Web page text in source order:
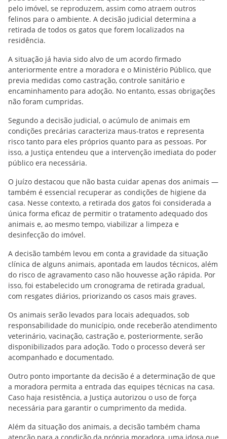
pelo imóvel, se reproduzem, assim como atraem outros
felinos para o ambiente. A decisão judicial determina a
retirada de todos os gatos que forem localizados na
residência.
A situação já havia sido alvo de um acordo firmado
anteriormente entre a moradora e o Ministério Público, que
previa medidas como castração, controle sanitário e
encaminhamento para adoção. No entanto, essas obrigações
não foram cumpridas.
Segundo a decisão judicial, o acúmulo de animais em
condições precárias caracteriza maus-tratos e representa
risco tanto para eles próprios quanto para as pessoas. Por
isso, a Justiça entendeu que a intervenção imediata do poder
público era necessária.
O juízo destacou que não basta cuidar apenas dos animais —
também é essencial recuperar as condições de higiene da
casa. Nesse contexto, a retirada dos gatos foi considerada a
única forma eficaz de permitir o tratamento adequado dos
animais e, ao mesmo tempo, viabilizar a limpeza e
desinfecção do imóvel.
A decisão também levou em conta a gravidade da situação
clínica de alguns animais, apontada em laudos técnicos, além
do risco de agravamento caso não houvesse ação rápida. Por
isso, foi estabelecido um cronograma de retirada gradual,
com resgates diários, priorizando os casos mais graves.
Os animais serão levados para locais adequados, sob
responsabilidade do município, onde receberão atendimento
veterinário, vacinação, castração e, posteriormente, serão
disponibilizados para adoção. Todo o processo deverá ser
acompanhado e documentado.
Outro ponto importante da decisão é a determinação de que
a moradora permita a entrada das equipes técnicas na casa.
Caso haja resistência, a Justiça autorizou o uso de força
necessária para garantir o cumprimento da medida.
Além da situação dos animais, a decisão também chama